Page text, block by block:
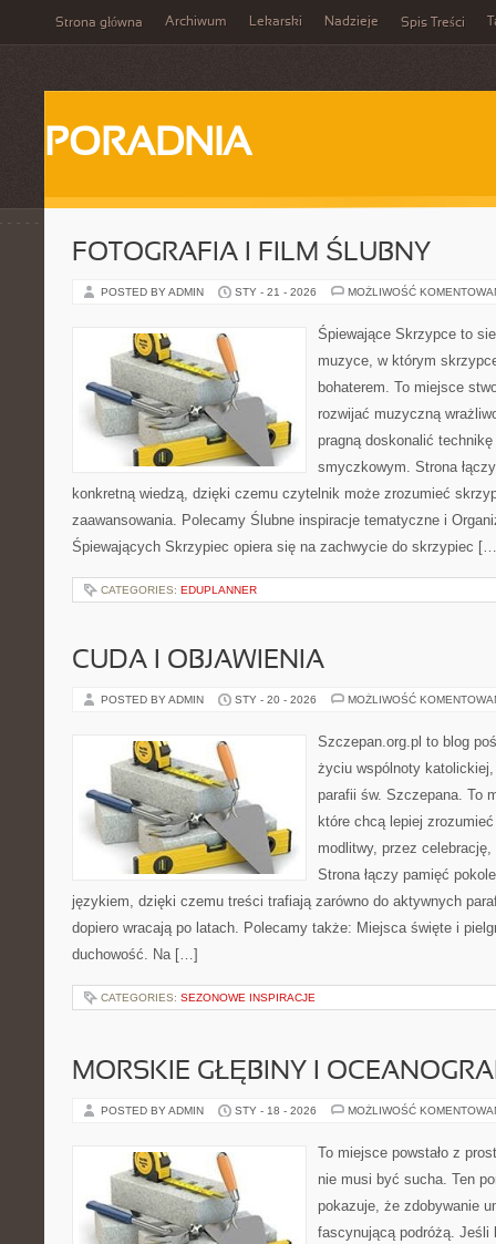
Strona główna Archiwum Lekarski Nadzieje Spis Treści
PORADNIA
FOTOGRAFIA I FILM ŚLUBNY
POSTED BY ADMIN STY - 21 - 2026 MOŻLIWOŚĆ
Śpiewające Skrzypce to
muzyce, w którym
bohaterem. To miejsce
rozwijać muzyczną
pragną doskonalić
smyczkowym. Strona
konkretną wiedzą, dzięki czemu czytelnik może zrozumieć
zaawansowania. Polecamy Ślubne inspiracje tematyczne i
Śpiewających Skrzypiec opiera się na zachwycie do skrzypiec
CATEGORIES: EDUPLANNER
CUDA I OBJAWIENIA
POSTED BY ADMIN STY - 20 - 2026 MOŻLIWOŚĆ
Szczepan.org.pl to blog
życiu wspólnoty
parafii św. Szczepana. To
które chcą lepiej
modlitwy, przez
Strona łączy pamięć
językiem, dzięki czemu treści trafiają zarówno do aktywnych
dopiero wracają po latach. Polecamy także: Miejsca święte i
duchowość. Na […]
CATEGORIES: SEZONOWE INSPIRACJE
MORSKIE GŁĘBINY I
POSTED BY ADMIN STY - 18 - 2026 MOŻLIWOŚĆ
To miejsce powstało z
nie musi być sucha. Ten
pokazuje, że zdobywanie
fascynującą podróżą. Jeśli